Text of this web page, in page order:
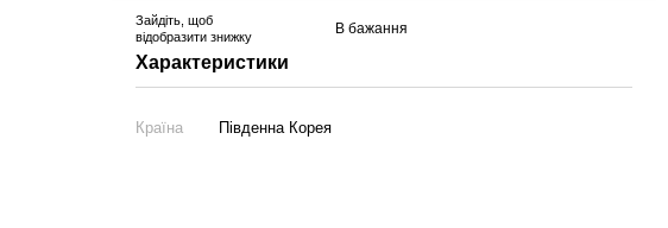
Зайдіть , щоб
відобразити знижку
В бажання
Характеристики
Країна Південна Корея